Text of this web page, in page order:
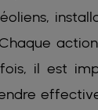
il est